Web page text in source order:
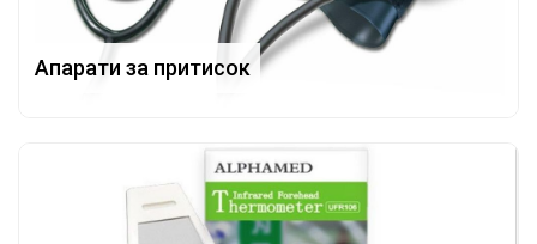
Апарати за притисок